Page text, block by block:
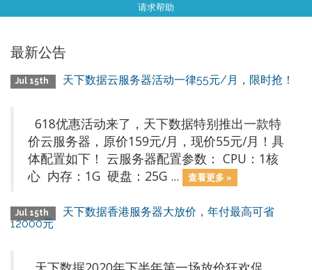
请求帮助
最新公告
Jul 15th 天下数据云服务器活动一律55元/月，限时抢！
618优惠活动来了，天下数据特别推出一款特
价云服务器，原价159元/月，现价55元/月！具
体配置如下！ 云服务器配置参数： CPU：1核
心 内存：1G 硬盘：25G ...
查看更多 »
Jul 15th
天下数据香港服务器大放价，年付最高可省
12000元